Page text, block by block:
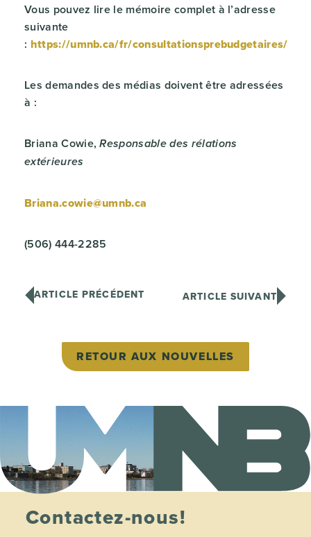
Vous pouvez lire le mémoire complet à l’adresse
suivante
: https://umnb.ca/fr/consultationsprebudgetaires/
Les demandes des médias doivent être adressées
à :
Briana Cowie,Responsable des rélations
extérieures
Briana.cowie@umnb.ca
(506) 444-2285
ARTICLE PRÉCÉDENT ARTICLE SUIVANT
RETOUR AUX NOUVELLES
Contactez-nous!